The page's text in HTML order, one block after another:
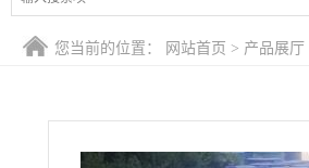
证书荣誉
您当前的位置： 网站首页 > 产品展厅